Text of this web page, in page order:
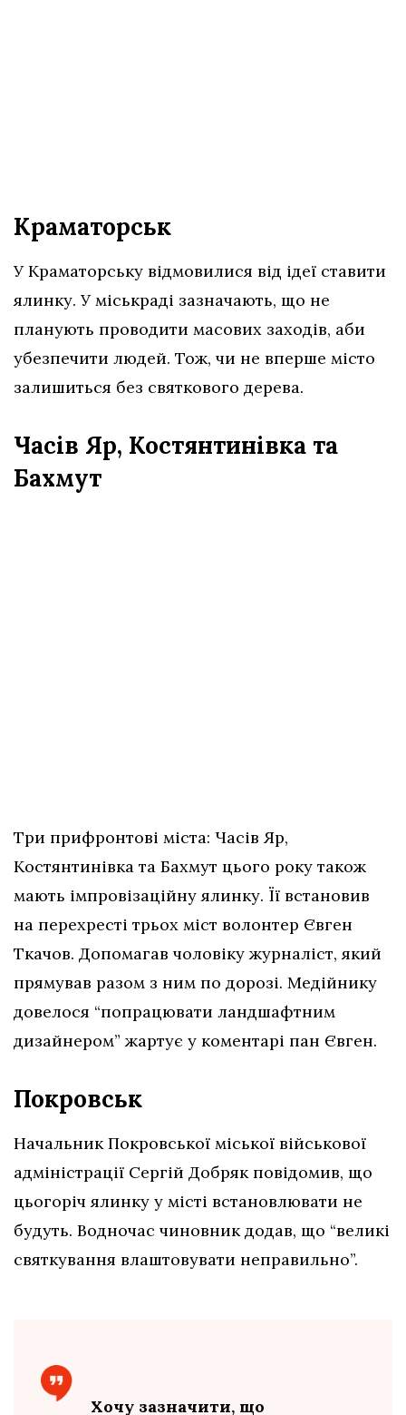
Краматорськ
У Краматорську відмовилися від ідеї ставити
ялинку. У міськраді зазначають, що не
планують проводити масових заходів, аби
убезпечити людей. Тож, чи не вперше місто
залишиться без святкового дерева.
Часів Яр, Костянтинівка та
Бахмут
Три прифронтові міста: Часів Яр,
Костянтинівка та Бахмут цього року також
мають імпровізаційну ялинку. Її встановив
на перехресті трьох міст волонтер Євген
Ткачов. Допомагав чоловіку журналіст, який
прямував разом з ним по дорозі. Медійнику
довелося “попрацювати ландшафтним
дизайнером” жартує у коментарі пан Євген.
Покровськ
Начальник Покровської міської військової
адміністрації Сергій Добряк повідомив, що
цьогоріч ялинку у місті встановлювати не
будуть. Водночас чиновник додав, що “великі
святкування влаштовувати неправильно”.
Хочу зазначити, що